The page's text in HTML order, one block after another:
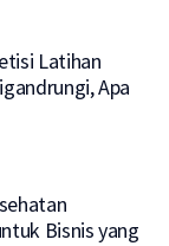
Latihan
Apa
Bisnis yang